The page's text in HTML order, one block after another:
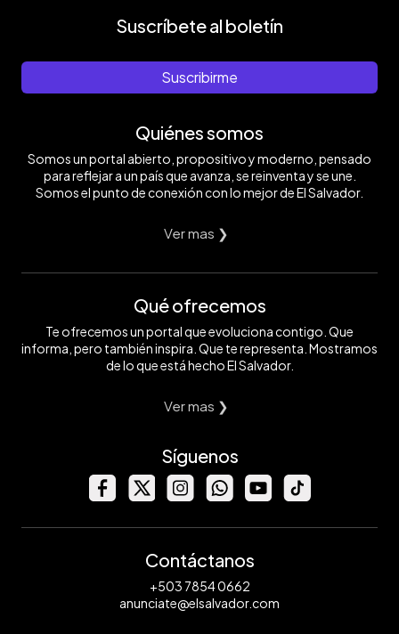
Suscríbete al boletín
Suscribirme
Quiénes somos
Somos un portal abierto, propositivo y moderno, pensado
para reflejar a un país que avanza, se reinventa y se une.
Somos el punto de conexión con lo mejor de El Salvador.
Ver mas ❯
Qué ofrecemos
Te ofrecemos un portal que evoluciona contigo. Que
informa, pero también inspira. Que te representa. Mostramos
de lo que está hecho El Salvador.
Ver mas ❯
Síguenos
Contáctanos
+503 7854 0662
anunciate@elsalvador.com